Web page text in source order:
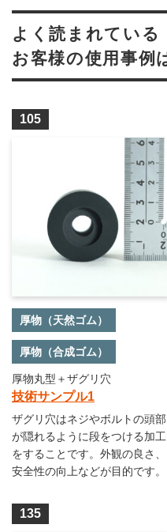
よく読まれている
お客様の使用事例
105
厚物（天然ゴム）
厚物（合成ゴム）
厚物丸型＋ザグリ穴
技術サンプル1
ザグリ穴はネジやボルトの頭部
が隠れるように段をつける加工
をすることです。外観の良さ、
安全性の向上などが目的です。
135